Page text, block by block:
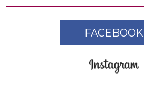
FACEBOOK